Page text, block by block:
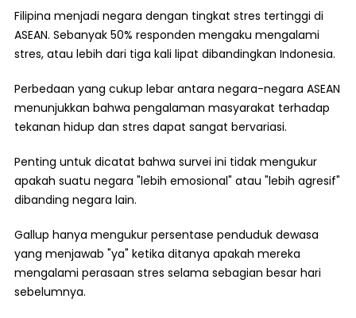
Filipina menjadi negara dengan tingkat stres tertinggi di
ASEAN. Sebanyak 50% responden mengaku mengalami
stres, atau lebih dari tiga kali lipat dibandingkan Indonesia.
Perbedaan yang cukup lebar antara negara-negara ASEAN
menunjukkan bahwa pengalaman masyarakat terhadap
tekanan hidup dan stres dapat sangat bervariasi.
Penting untuk dicatat bahwa survei ini tidak mengukur
apakah suatu negara "lebih emosional" atau "lebih agresif"
dibanding negara lain.
Gallup hanya mengukur persentase penduduk dewasa
yang menjawab "ya" ketika ditanya apakah mereka
mengalami perasaan stres selama sebagian besar hari
sebelumnya.